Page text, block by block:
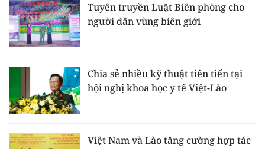
ENGLISH
FRANÇAIS
Tuyên truyền Luật Biên phòng cho
người dân vùng biên giới
Chia sẻ nhiều kỹ thuật tiên tiến tại
hội nghị khoa học y tế Việt-Lào
Việt Nam và Lào tăng cường hợp tác